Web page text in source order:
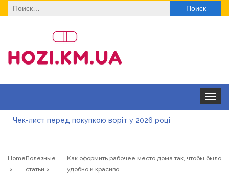
Найти:
Toggle
Чек-лист перед покупкою воріт у 2026 році
Як швидко отримати ліцензію на медичну практику:
типові помилки, відмова та як її уникнути
HomeПолезные
статьи
Как оформить рабочее место дома так, чтобы было
удобно и красиво